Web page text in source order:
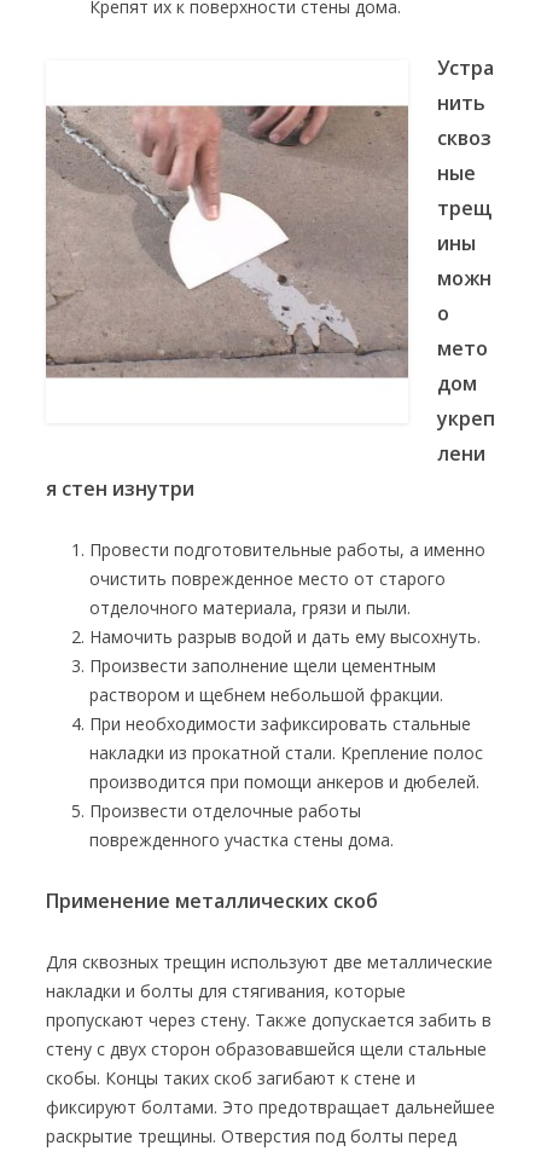
Крепят их к поверхности стены дома.
Устра
нить
сквоз
ные
трещ
ины
можн
о
мето
дом
укреп
лени
я стен изнутри
Провести подготовительные работы, а именно
очистить поврежденное место от старого
отделочного материала, грязи и пыли.
Намочить разрыв водой и дать ему высохнуть.
Произвести заполнение щели цементным
раствором и щебнем небольшой фракции.
При необходимости зафиксировать стальные
накладки из прокатной стали. Крепление полос
производится при помощи анкеров и дюбелей.
Произвести отделочные работы
поврежденного участка стены дома.
Применение металлических скоб
Для сквозных трещин используют две металлические
накладки и болты для стягивания, которые
пропускают через стену. Также допускается забить в
стену с двух сторон образовавшейся щели стальные
скобы. Концы таких скоб загибают к стене и
фиксируют болтами. Это предотвращает дальнейшее
раскрытие трещины. Отверстия под болты перед